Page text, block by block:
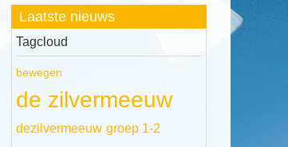
Laatste nieuws
Tagcloud
bewegen
de zilvermeeuw
dezilvermeeuw groep 1-2